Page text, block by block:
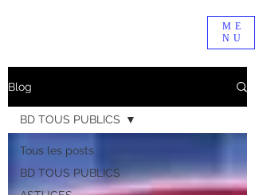
ME
NU
Blog
Tous les posts
BD TOUS PUBLICS
BD TOUS PUBLICS